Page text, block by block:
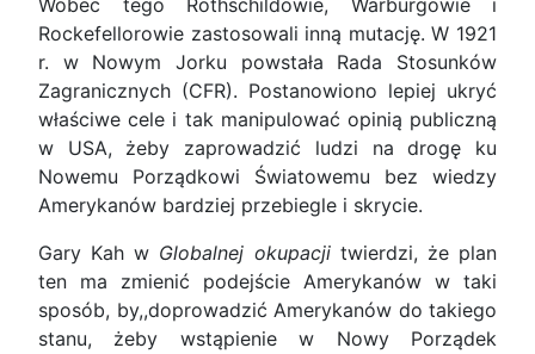
Wobec tego Rothschildowie, Warburgowie i
Rockefellorowie zastosowali inną mutację. W 1921
r. w Nowym Jorku powstała Rada Stosunków
Zagranicznych (CFR). Postanowiono lepiej ukryć
właściwe cele i tak manipulować opinią publiczną
w USA, żeby zaprowadzić ludzi na drogę ku
Nowemu Porządkowi Światowemu bez wiedzy
Amerykanów bardziej przebiegle i skrycie.
Gary Kah w Globalnej okupacjitwierdzi, że plan
ten ma zmienić podejście Amerykanów w taki
sposób, by,,doprowadzić Amerykanów do takiego
stanu, żeby wstąpienie w Nowy Porządek